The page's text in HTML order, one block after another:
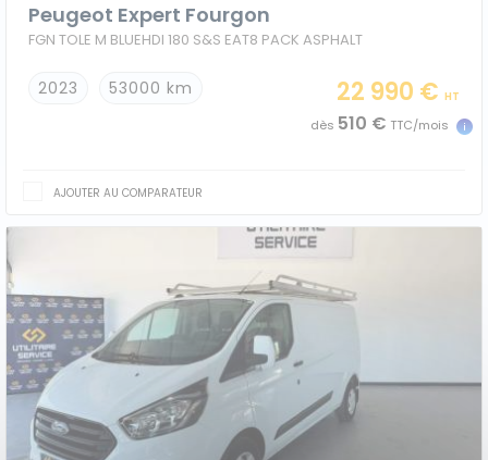
Peugeot Expert Fourgon
FGN TOLE M BLUEHDI 180 S&S EAT8 PACK ASPHALT
2023 53000 km 22 990 € HT
dès 510 € TTC/mois
AJOUTER AU COMPARATEUR